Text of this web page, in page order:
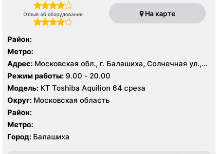
Отзыв об оборудовании На карте
Район:
Метро:
Адрес: Московская обл., г. Балашиха, Солнечная ул.,
2А
Режим работы: 9.00 - 20.00
Модель: КТ Toshiba Aquilion 64 среза
Округ: Московская область
Район:
Метро:
Город: Балашиха